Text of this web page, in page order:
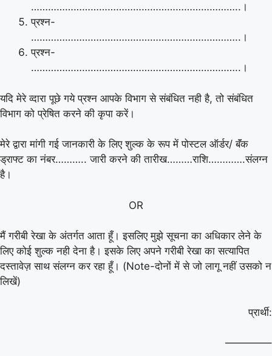
………………………………………………………………..।
प्रश्न-
………………………………………………………………..।
प्रश्न-
………………………………………………………………..।
यदि मेरे व्दारा पूछे गये प्रश्न आपके विभाग से संबंधित नही है, तो संबंधित
विभाग को प्रेषित करने की कृपा करें।
मेरे द्वारा मांगी गई जानकारी के लिए शुल्क के रूप में पोस्टल ऑर्डर/ बॅंक
ड्राफ्ट का नंबर……….. जारी करने की तारीख………राशि………….संलग्न
है।
OR
मैं गरीबी रेखा के अंतर्गत आता हूँ। इसलिए मुझे सूचना का अधिकार लेने के
लिए कोई शुल्क नही देना है। इसके लिए अपने गरीबी रेखा का सत्यापित
दस्तावेज़ साथ संलग्न कर रहा हूँ। (Note-दोनों में से जो लागू नहीं उसको न
लिखें)
प्रार्थी:
————–